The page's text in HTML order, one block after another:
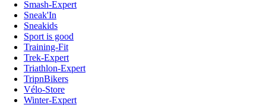
Smash-Expert
Sneak'In
Sneakids
Sport is good
Training-Fit
Trek-Expert
Triathlon-Expert
TripnBikers
Vélo-Store
Winter-Expert